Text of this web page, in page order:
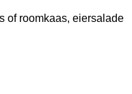
of roomkaas, eiersalade